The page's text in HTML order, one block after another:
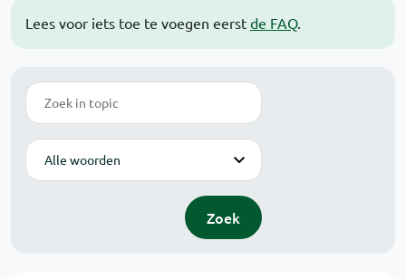
Lees voor iets toe te voegen eerst de FAQ.
Zoek
Modus
Zoek